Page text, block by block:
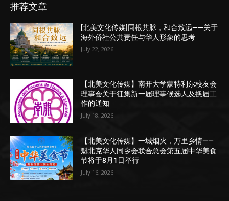
推荐文章
[北美文化传媒]同根共脉，和合致远——关于
海外侨社公共责任与华人形象的思考
July 22, 2026
【北美文化传媒】南开大学蒙特利尔校友会
理事会关于征集新一届理事候选人及换届工
作的通知
July 18, 2026
【北美文化传媒】一城烟火，万里乡情——
魁北克华人同乡会联合总会第五届中华美食
节将于8月1日举行
July 16, 2026